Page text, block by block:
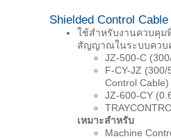
Shielded Control Cable
ใช้สำหรับงานควบคุม
สัญญาณในระบบควบ
JZ-500-C
F-CY-JZ (300/
Control Cable)
JZ-600-CY
เหมาะสำหรับ
Machine